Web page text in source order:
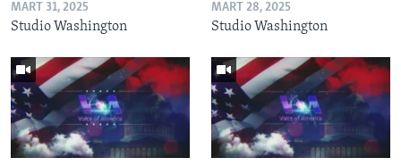
MART 31, 2025
Studio Washington
MART 28, 2025
Studio Washington